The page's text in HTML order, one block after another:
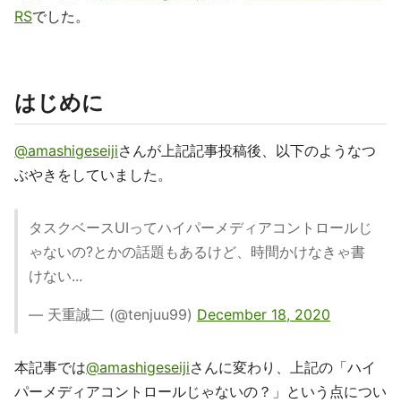
RSでした。
はじめに
@amashigeseijiさんが上記記事投稿後、以下のようなつ
ぶやきをしていました。
タスクベースUIってハイパーメディアコントロールじ
ゃないの?とかの話題もあるけど、時間かけなきゃ書
けない...
— 天重誠二 (@tenjuu99) December 18, 2020
本記事では@amashigeseijiさんに変わり、上記の「ハイ
パーメディアコントロールじゃないの？」という点につい